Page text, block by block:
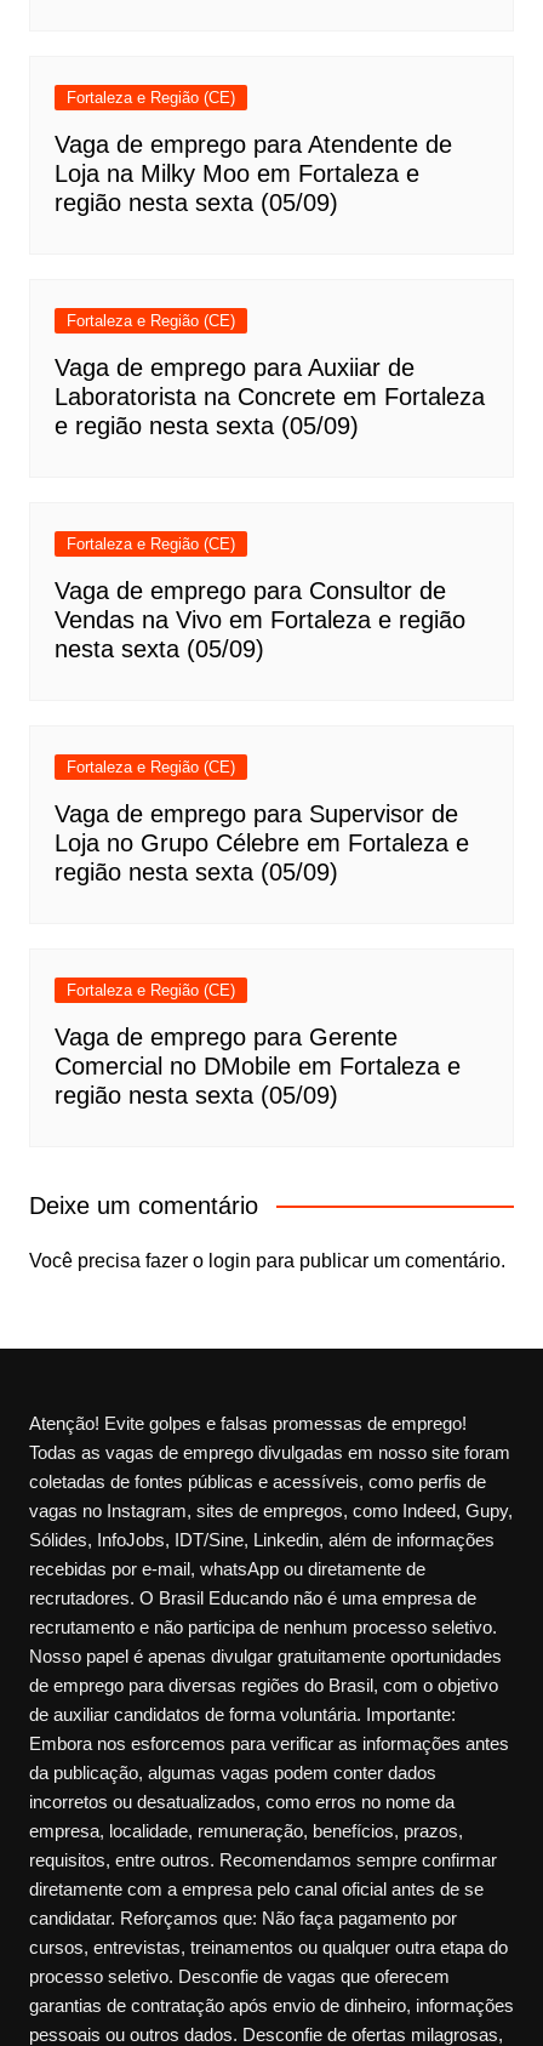
Fortaleza e Região (CE)
Vaga de emprego para Atendente de
Loja na Milky Moo em Fortaleza e
região nesta sexta (05/09)
Fortaleza e Região (CE)
Vaga de emprego para Auxiiar de
Laboratorista na Concrete em Fortaleza
e região nesta sexta (05/09)
Fortaleza e Região (CE)
Vaga de emprego para Consultor de
Vendas na Vivo em Fortaleza e região
nesta sexta (05/09)
Fortaleza e Região (CE)
Vaga de emprego para Supervisor de
Loja no Grupo Célebre em Fortaleza e
região nesta sexta (05/09)
Fortaleza e Região (CE)
Vaga de emprego para Gerente
Comercial no DMobile em Fortaleza e
região nesta sexta (05/09)
Deixe um comentário
Você precisa fazer o login para publicar um comentário.
Atenção! Evite golpes e falsas promessas de emprego!
Todas as vagas de emprego divulgadas em nosso site foram
coletadas de fontes públicas e acessíveis, como perfis de
vagas no Instagram, sites de empregos, como Indeed, Gupy,
Sólides, InfoJobs, IDT/Sine, Linkedin, além de informações
recebidas por e-mail, whatsApp ou diretamente de
recrutadores. O Brasil Educando não é uma empresa de
recrutamento e não participa de nenhum processo seletivo.
Nosso papel é apenas divulgar gratuitamente oportunidades
de emprego para diversas regiões do Brasil, com o objetivo
de auxiliar candidatos de forma voluntária. Importante:
Embora nos esforcemos para verificar as informações antes
da publicação, algumas vagas podem conter dados
incorretos ou desatualizados, como erros no nome da
empresa, localidade, remuneração, benefícios, prazos,
requisitos, entre outros. Recomendamos sempre confirmar
diretamente com a empresa pelo canal oficial antes de se
candidatar. Reforçamos que: Não faça pagamento por
cursos, entrevistas, treinamentos ou qualquer outra etapa do
processo seletivo. Desconfie de vagas que oferecem
garantias de contratação após envio de dinheiro, informações
pessoais ou outros dados. Desconfie de ofertas milagrosas,